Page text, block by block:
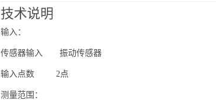
技术说明
输入：
传感器输入 振动传感器
输入点数 2点
测量范围：